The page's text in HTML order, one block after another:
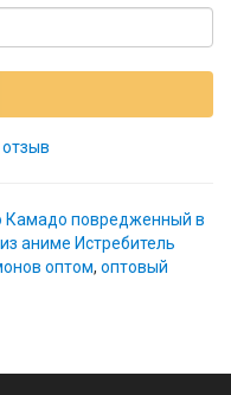
Камадо повредженный в
аниме Истребитель
оптом, оптовый